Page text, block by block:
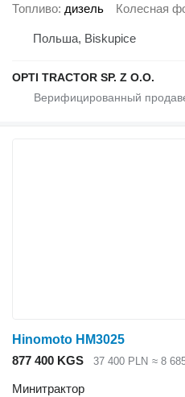
Топливо дизель Колесная
Польша, Biskupice
OPTI TRACTOR SP. Z O.O.
Hinomoto HM3025
877 400 KGS
37 400 PLN ≈ 8
Минитрактор